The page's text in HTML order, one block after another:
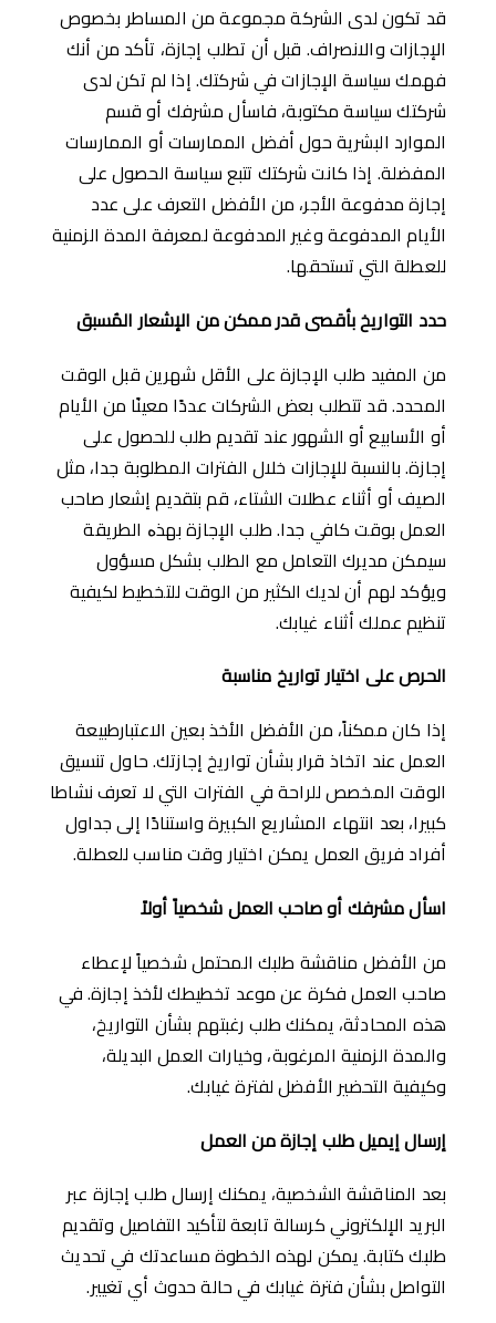
قد تكون لدى الشركة مجموعة من المساطر بخصوص
الإجازات والانصراف. قبل أن تطلب إجازة، تأكد من أنك
فهمك سياسة الإجازات في شركتك. إذا لم تكن لدى
شركتك سياسة مكتوبة، فاسأل مشرفك أو قسم
الموارد البشرية حول أفضل الممارسات أو الممارسات
المفضلة. إذا كانت شركتك تتبع سياسة الحصول على
إجازة مدفوعة الأجر، من اﻷفضل التعرف على عدد
الأيام المدفوعة وغير المدفوعة لمعرفة المدة الزمنية
للعطلة التي تستحقها.
حدد التواريخ بأقصى قدر ممكن من الإشعار المُسبق
من المفيد طلب الإجازة على الأقل شهرين قبل الوقت
المحدد. قد تتطلب بعض الشركات عددًا معينًا من الأيام
أو الأسابيع أو الشهور عند تقديم طلب للحصول على
إجازة. بالنسبة للإجازات خلال الفترات المطلوبة جدا، مثل
الصيف أو أثناء عطلات الشتاء، قم بتقديم إشعار صاحب
العمل بوقت كافي جدا. طلب الإجازة بهذە الطريقة
سيمكن مديرك التعامل مع الطلب بشكل مسؤول
ويؤكد لهم أن لديك الكثير من الوقت للتخطيط لكيفية
تنظيم عملك أثناء غيابك.
الحرص على اختيار تواريخ مناسبة
إذا كان ممكناً، من اﻷفضل اﻷخذ بعين الاعتبارطبيعة
العمل عند اتخاذ قرار بشأن تواريخ إجازتك. حاول تنسيق
الوقت المخصص للراحة في الفترات التي لا تعرف نشاطا
كبيرا، بعد انتهاء المشاريع الكبيرة واستنادًا إلى جداول
أفراد فريق العمل يمكن اختيار وقت مناسب للعطلة.
اسأل مشرفك أو صاحب العمل شخصياً أولاً
من الأفضل مناقشة طلبك المحتمل شخصياً لإعطاء
صاحب العمل فكرة عن موعد تخطيطك لأخذ إجازة. في
هذه المحادثة، يمكنك طلب رغبتهم بشأن التواريخ،
والمدة الزمنية المرغوبة، وخيارات العمل البديلة،
وكيفية التحضير الأفضل لفترة غيابك.
إرسالإيميل طلبإجازة من العمل
بعد المناقشة الشخصية، يمكنك إرسال طلب إجازة عبر
البريد الإلكتروني كرسالة تابعة لتأكيد التفاصيل وتقديم
طلبك كتابة. يمكن لهذه الخطوة مساعدتك في تحديث
التواصل بشأن فترة غيابك في حالة حدوث أي تغيير.